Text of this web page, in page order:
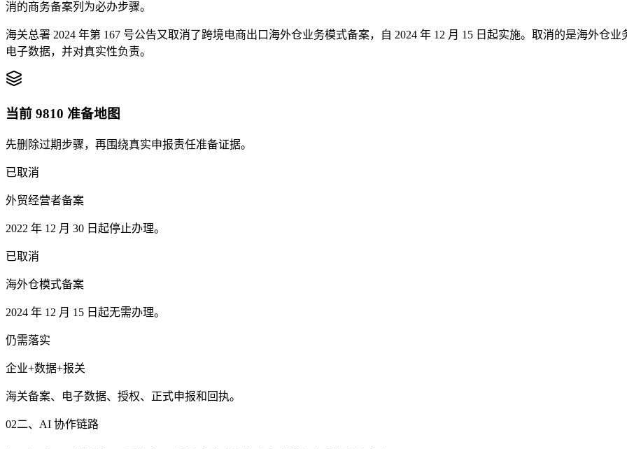
消的商务备案列为必办步骤。
海关总署 2024 年第 167 号公告又取消了跨境电商出口海外仓业务模式备案，自 2024 年 12 月 15 日起实施。取消的是海外仓
电子数据，并对真实性负责。
当前 9810 准备地图
先删除过期步骤，再围绕真实申报责任准备证据。
已取消
外贸经营者备案
2022 年 12 月 30 日起停止办理。
已取消
海外仓模式备案
2024 年 12 月 15 日起无需办理。
仍需落实
企业+数据+报关
海关备案、电子数据、授权、正式申报和回执。
02二、AI 协作链路